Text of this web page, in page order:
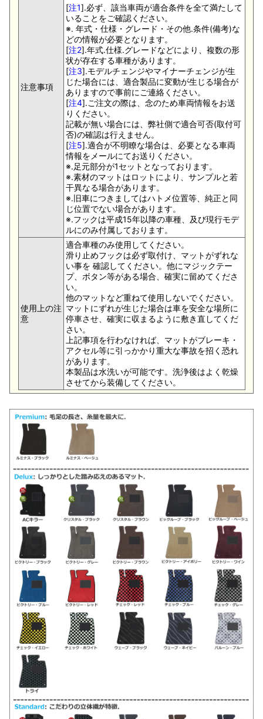
注意事項
[注1].必ず、該当車両が適合条件を全て満たして
いることをご確認ください。
※. 年式・仕様・グレード・その他.条件(備考)な
どの情報が必要となります。
[注2].年式.仕様.グレードなどにより、複数の形
状が存在する車種があります。
[注3].モデルチェンジやマイナーチェンジが生
じた場合には、適合製品に変動が生じる場合が
ありますので事前にご連絡ください。
[注4].ご注文の際は、念のため車両情報をお送
りください。
記載が無い場合には、弊社側で適合可否(取付可
否)の確認は行えません。
[注5].適合が不明瞭な場合は、必要となる車両
情報をメールにてお送りください。
※.足元部分が1セットとなっております。
※.素材のマットはロットにより、サンプルと若
干異なる場合があります。
※.旧車につきましてはハトメ位置等、純正と同
じ位置でない場合があります。
※.フックは平成15年以降の車種、及び現行モデ
ルにのみ付属しております。
使用上の注
意
適合車種のみ使用してください。
滑り止めフックは必ず取付け、マットがずれな
い事を 確認してください。他にマジックテー
プ、ボタン等がある場合、確実に留めてくださ
い。
他のマットなど重ねて使用しないでください。
マットにずれが生じた場合は車を安全な場所に
停車させ、確実に収まるように敷き直してくだ
さい。
上記事項を行わなければ、マットがブレーキ・
アクセル等に引っかかり重大な事故を招く恐れ
があります。
本製品は水洗いが可能です。洗浄後はよく乾燥
させてから装備してください。